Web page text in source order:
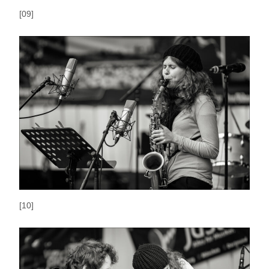
[09]
[10]